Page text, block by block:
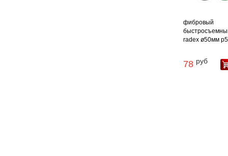
фибровый
radex ø50мм
78 руб